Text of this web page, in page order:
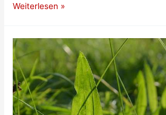
Tomatenerde
Weiterlesen »